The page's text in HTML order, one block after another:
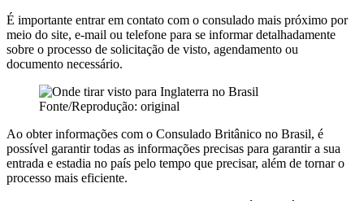
É importante entrar em contato com o consulado mais próximo por
meio do site, e-mail ou telefone para se informar detalhadamente
sobre o processo de solicitação de visto, agendamento ou
documento necessário.
Fonte/Reprodução: original
Ao obter informações com o Consulado Britânico no Brasil, é
possível garantir todas as informações precisas para garantir a sua
entrada e estadia no país pelo tempo que precisar, além de tornar o
processo mais eficiente.